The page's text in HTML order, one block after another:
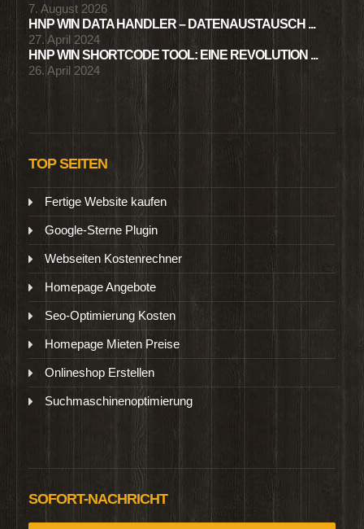
7. August 2026
HNP WIN DATA HANDLER – DATENAUSTAUSCH ...
27. April 2024
HNP WIN SHORTCODE TOOL: EINE REVOLUTION ...
26. April 2024
TOP SEITEN
Fertige Website kaufen
Google-Sterne Plugin
Webseiten Kostenrechner
Homepage Angebote
Seo-Optimierung Kosten
Homepage Mieten Preise
Onlineshop Erstellen
Suchmaschinenoptimierung
SOFORT-NACHRICHT